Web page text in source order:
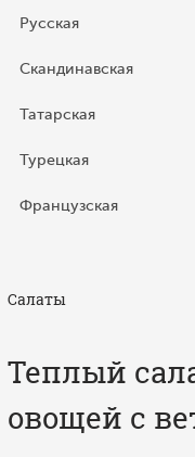
Русская
Скандинавская
Татарская
Турецкая
Французская
Салаты
Теплый
овощей с